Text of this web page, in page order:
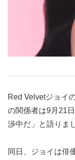
Red Velvetジョイ
の関係者は9月21
渉中だ」と語りま
同日、ジョイは俳